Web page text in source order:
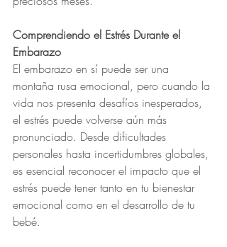
Comprendiendo el Estrés Durante el
Embarazo
El embarazo en sí puede ser una
montaña rusa emocional, pero cuando la
vida nos presenta desafíos inesperados,
el estrés puede volverse aún más
pronunciado. Desde dificultades
personales hasta incertidumbres globales,
es esencial reconocer el impacto que el
estrés puede tener tanto en tu bienestar
emocional como en el desarrollo de tu
bebé.